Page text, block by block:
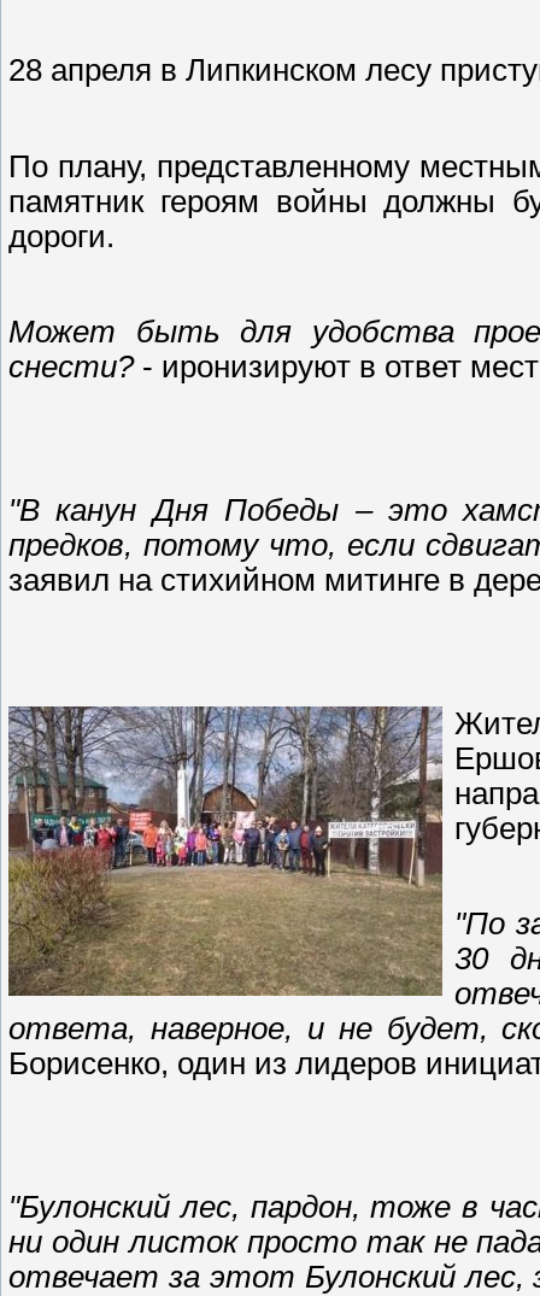
28 апреля в Липкинском лесу
По плану, представленному
памятник героям войны должны
дороги.
Может быть для удобства
снести? - иронизируют в ответ
"В канун Дня Победы – это
предков, потому что, если
заявил на стихийном митинге в
"По
30
ответа, наверное, и не будет,
Борисенко, один из лидеров
"Булонский лес, пардон, тоже в
ни один листок просто так не
отвечает за этот Булонский